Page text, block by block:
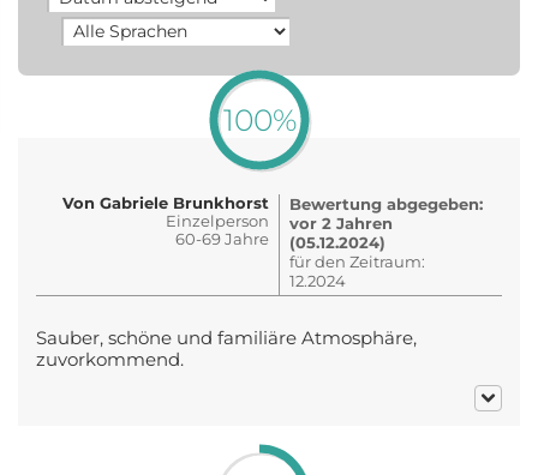
100%
Von Gabriele Brunkhorst
Einzelperson
60-69 Jahre
Bewertung abgegeben:
vor 2 Jahren
(05.12.2024)
für den Zeitraum:
12.2024
Sauber, schöne und familiäre Atmosphäre,
zuvorkommend.